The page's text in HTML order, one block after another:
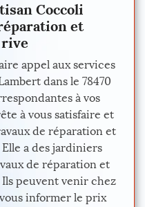
Coccoli
et
rive
appel aux services
dans le 78470
à vos
à vous satisfaire et
de réparation et
a des jardiniers
de réparation et
peuvent venir chez
informer le prix